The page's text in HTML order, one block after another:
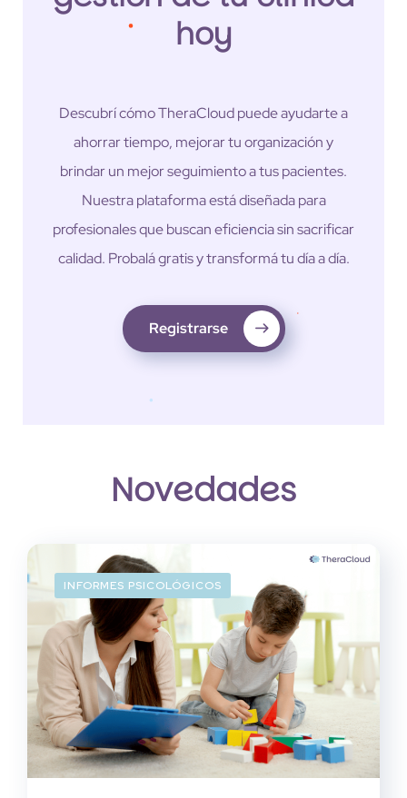
hoy
Descubrí cómo TheraCloud puede ayudarte a
ahorrar tiempo, mejorar tu organización y
brindar un mejor seguimiento a tus pacientes.
Nuestra plataforma está diseñada para
profesionales que buscan eficiencia sin sacrificar
calidad. Probalá gratis y transformá tu día a día.
Registrarse
Novedades
INFORMES PSICOLÓGICOS